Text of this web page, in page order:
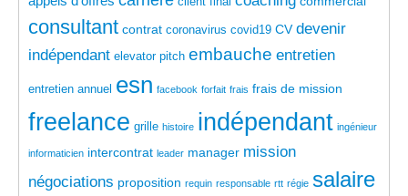
consultant contrat coronavirus covid19 CV devenir
indépendant elevator pitch embauche entretien
entretien annuel esn facebook forfait frais frais de mission
freelance grille histoire indépendant ingénieur
informaticien intercontrat leader manager mission
négociations proposition requin responsable rtt régie salaire